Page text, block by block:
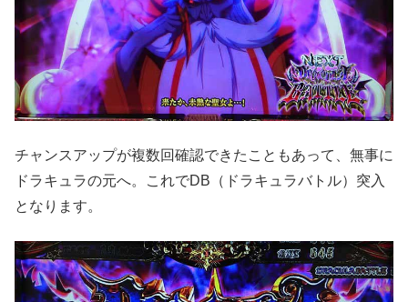
チャンスアップが複数回確認できたこともあって、無事に
ドラキュラの元へ。これでDB（ドラキュラバトル）突入
となります。